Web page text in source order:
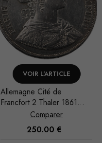
VOIR L'ARTICLE
Allemagne Cité de
Francfort 2 Thaler 1861
Comparer
250.00 €